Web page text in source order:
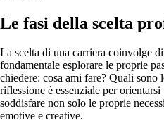
Le fasi della scelta
La scelta di una carriera coinvolge
fondamentale esplorare le proprie
chiedere: cosa ami fare? Quali sono
riflessione è essenziale per
soddisfare non solo le proprie
emotive e creative.